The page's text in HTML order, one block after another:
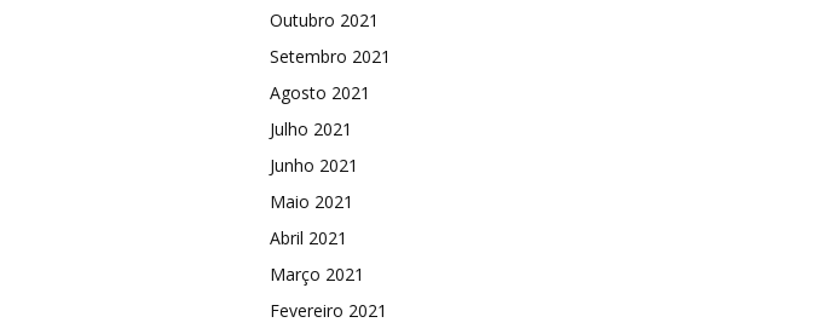
Outubro 2021
Setembro 2021
Agosto 2021
Julho 2021
Junho 2021
Maio 2021
Abril 2021
Março 2021
Fevereiro 2021